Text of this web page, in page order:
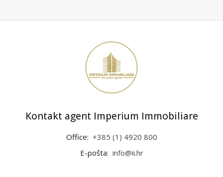
Kontakt agent Imperium Immobiliare
Office: +385 (1) 4920 800
E-pošta: info@ii.hr